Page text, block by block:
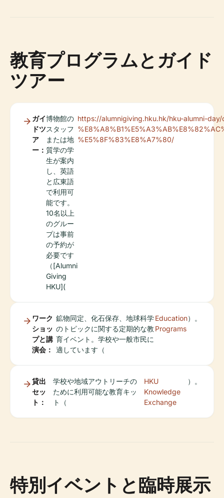
教育プログラムとガイド
ツアー
ガイ
ドツ
ア
ー：
博物館の
スタッフ
または地
質学の学
生が案内
し、英語
と広東語
で利用可
能です。
10名以上
のグルー
プは事前
の予約が
必要です
（[Alumni
Giving
HKU](
https://alumnigiving.hku.hk/hku-alumni-
%E5%8F%83%E8%A7%80/
ワーク
ショッ
プと講
演会：
鉱物同定、化石保存、地球科学
のトピックに関する定期的な教
育イベント。学校や一般市民に
適しています（
Education
Programs
）。
貸出
セッ
ト：
学校や地域アウトリーチの
ために利用可能な教育キッ
ト（
HKU
Knowledge
Exchange
）。
特別イベントと臨時展示